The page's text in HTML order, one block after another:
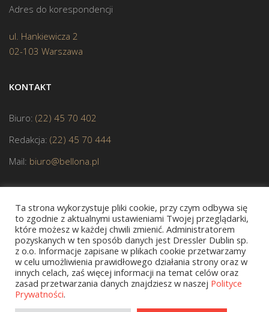
Adres do korespondencji
ul. Hankiewicza 2
02-103 Warszawa
KONTAKT
Biuro: (22) 45 70 402
Redakcja: (22) 45 70 444
Mail: biuro@bellona.pl
JESTEŚMY CZŁONKIEM POLSKIEJ IZBY KSIĄŻKI
Ta strona wykorzystuje pliki cookie, przy czym odbywa się
to zgodnie z aktualnymi ustawieniami Twojej przeglądarki,
które możesz w każdej chwili zmienić. Administratorem
pozyskanych w ten sposób danych jest Dressler Dublin sp.
z o.o. Informacje zapisane w plikach cookie przetwarzamy
w celu umożliwienia prawidłowego działania strony oraz w
innych celach, zaś więcej informacji na temat celów oraz
zasad przetwarzania danych znajdziesz w naszej Polityce
Prywatności.